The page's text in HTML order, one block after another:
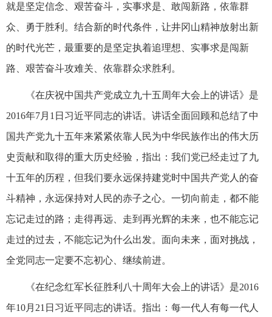
就是坚定信念、艰苦奋斗，实事求是、敢闯新路，依靠群
众、勇于胜利。结合新的时代条件，让井冈山精神放射出新
的时代光芒，最重要的是坚定执着追理想、实事求是闯新
路、艰苦奋斗攻难关、依靠群众求胜利。
《在庆祝中国共产党成立九十五周年大会上的讲话》是
2016年7月1日习近平同志的讲话。讲话全面回顾和总结了中
国共产党九十五年来紧紧依靠人民为中华民族作出的伟大历
史贡献和取得的重大历史经验，指出：我们党已经走过了九
十五年的历程，但我们要永远保持建党时中国共产党人的奋
斗精神，永远保持对人民的赤子之心。一切向前走，都不能
忘记走过的路；走得再远、走到再光辉的未来，也不能忘记
走过的过去，不能忘记为什么出发。面向未来，面对挑战，
全党同志一定要不忘初心、继续前进。
《在纪念红军长征胜利八十周年大会上的讲话》是2016
年10月21日习近平同志的讲话。指出：每一代人有每一代人